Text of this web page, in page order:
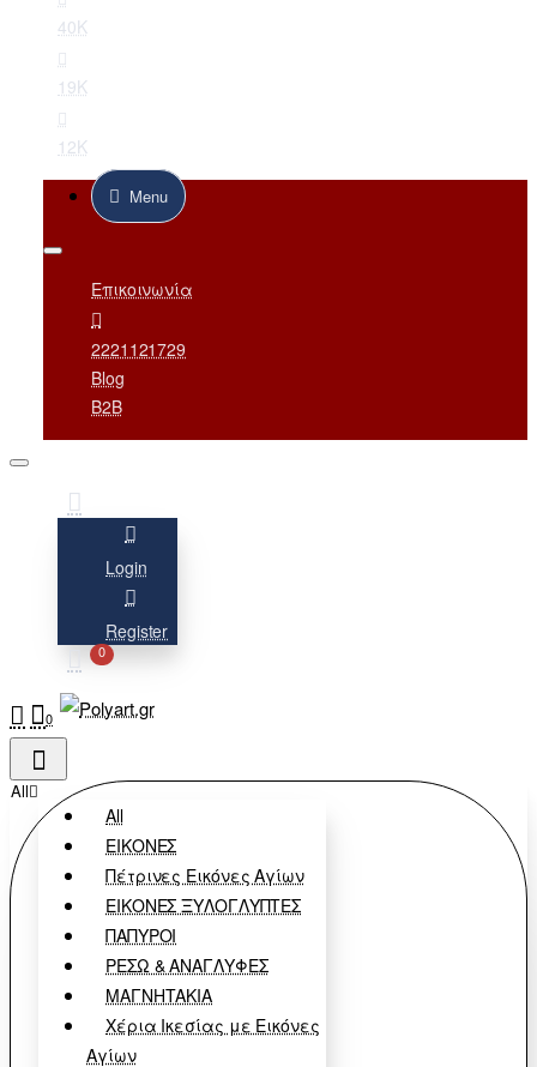
40K
19K
12K
Menu
Επικοινωνία
2221121729
Blog
B2B
Login
Register
0
0
All
All
ΕΙΚΟΝΕΣ
Πέτρινες Εικόνες Αγίων
ΕΙΚΟΝΕΣ ΞΥΛΟΓΛΥΠΤΕΣ
ΠΑΠΥΡΟΙ
ΡΕΣΩ & ΑΝΑΓΛΥΦΕΣ
ΜΑΓΝΗΤΑΚΙΑ
Χέρια Ικεσίας με Εικόνες
Αγίων